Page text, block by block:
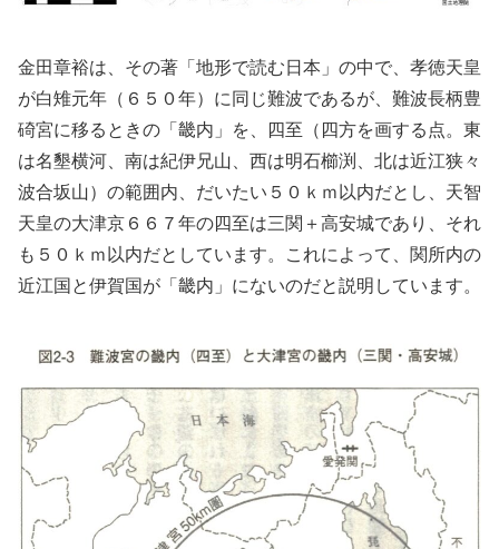
金田章裕は、その著「地形で読む日本」の中で、孝徳天皇
が白雉元年（６５０年）に同じ難波であるが、難波長柄豊
碕宮に移るときの「畿内」を、四至（四方を画する点。東
は名墾横河、南は紀伊兄山、西は明石櫛渕、北は近江狭々
波合坂山）の範囲内、だいたい５０ｋｍ以内だとし、天智
天皇の大津京６６７年の四至は三関＋高安城であり、それ
も５０ｋｍ以内だとしています。これによって、関所内の
近江国と伊賀国が「畿内」にないのだと説明しています。